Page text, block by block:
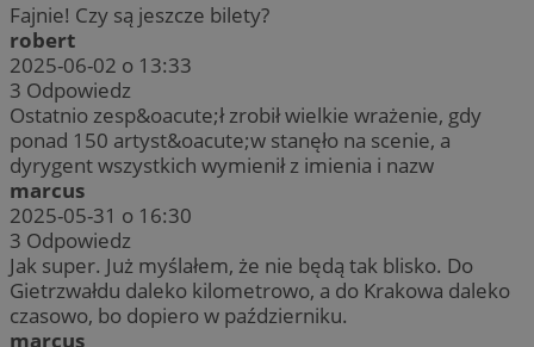
Fajnie! Czy są jeszcze bilety?
robert
2025-06-02 o 13:33
3 Odpowiedz
Ostatnio zesp&oacute;ł zrobił wielkie wrażenie, gdy
ponad 150 artyst&oacute;w stanęło na scenie, a
dyrygent wszystkich wymienił z imienia i nazw
marcus
2025-05-31 o 16:30
3 Odpowiedz
Jak super. Już myślałem, że nie będą tak blisko. Do
Gietrzwałdu daleko kilometrowo, a do Krakowa daleko
czasowo, bo dopiero w październiku.
marcus